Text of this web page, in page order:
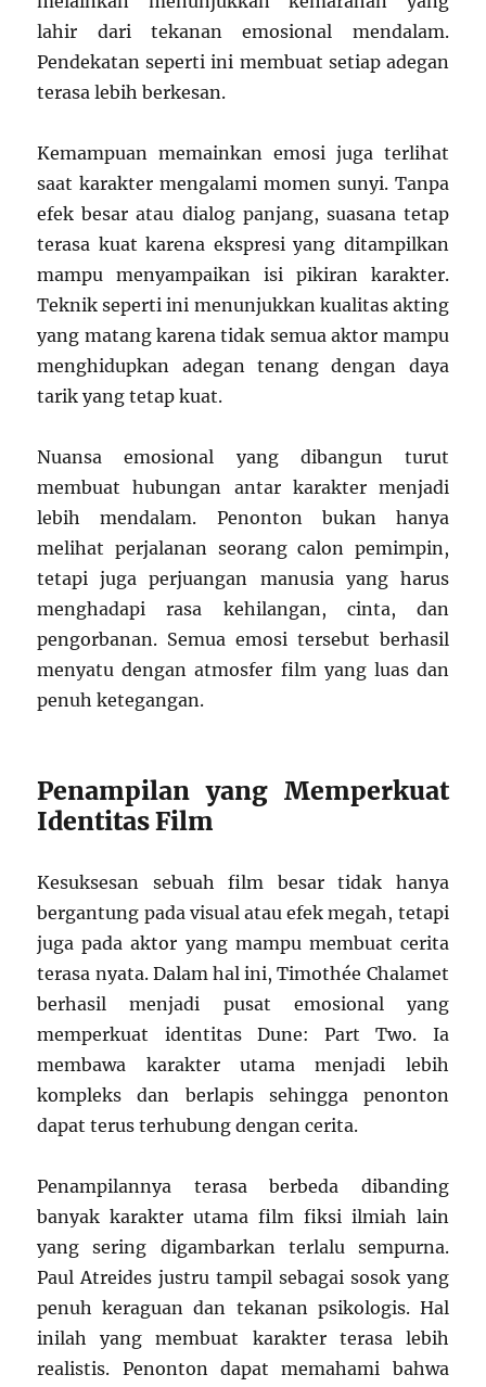
lahir dari tekanan emosional mendalam.
Pendekatan seperti ini membuat setiap adegan
terasa lebih berkesan.
Kemampuan memainkan emosi juga terlihat
saat karakter mengalami momen sunyi. Tanpa
efek besar atau dialog panjang, suasana tetap
terasa kuat karena ekspresi yang ditampilkan
mampu menyampaikan isi pikiran karakter.
Teknik seperti ini menunjukkan kualitas akting
yang matang karena tidak semua aktor mampu
menghidupkan adegan tenang dengan daya
tarik yang tetap kuat.
Nuansa emosional yang dibangun turut
membuat hubungan antar karakter menjadi
lebih mendalam. Penonton bukan hanya
melihat perjalanan seorang calon pemimpin,
tetapi juga perjuangan manusia yang harus
menghadapi rasa kehilangan, cinta, dan
pengorbanan. Semua emosi tersebut berhasil
menyatu dengan atmosfer film yang luas dan
penuh ketegangan.
Penampilan yang Memperkuat
Identitas Film
Kesuksesan sebuah film besar tidak hanya
bergantung pada visual atau efek megah, tetapi
juga pada aktor yang mampu membuat cerita
terasa nyata. Dalam hal ini,Timothée Chalamet
berhasil menjadi pusat emosional yang
memperkuat identitas Dune: Part Two. Ia
membawa karakter utama menjadi lebih
kompleks dan berlapis sehingga penonton
dapat terus terhubung dengan cerita.
Penampilannya terasa berbeda dibanding
banyak karakter utama film fiksi ilmiah lain
yang sering digambarkan terlalu sempurna.
Paul Atreides justru tampil sebagai sosok yang
penuh keraguan dan tekanan psikologis. Hal
inilah yang membuat karakter terasa lebih
realistis. Penonton dapat memahami bahwa